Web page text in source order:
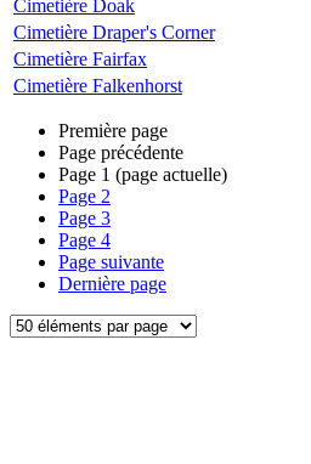
Cimetière Doak
Cimetière Draper's Corner
Cimetière Fairfax
Cimetière Falkenhorst
Première page
Page précédente
Page 1 (page actuelle)
Page 2
Page 3
Page 4
Page suivante
Dernière page